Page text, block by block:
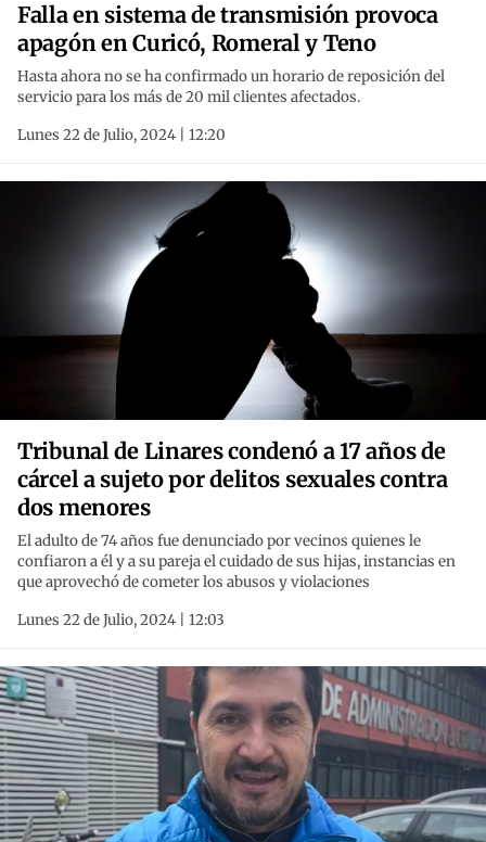
Falla en sistema de transmisión provoca
apagón en Curicó, Romeral y Teno
Hasta ahora no se ha confirmado un horario de reposición del
servicio para los más de 20 mil clientes afectados.
Lunes 22 de Julio, 2024 | 12:20
Tribunal de Linares condenó a 17 años de
cárcel a sujeto por delitos sexuales contra
dos menores
El adulto de 74 años fue denunciado por vecinos quienes le
confiaron a él y a su pareja el cuidado de sus hijas, instancias en
que aprovechó de cometer los abusos y violaciones
Lunes 22 de Julio, 2024 | 12:03